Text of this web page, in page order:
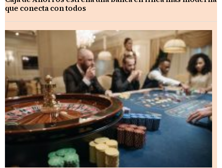
que conecta con todos